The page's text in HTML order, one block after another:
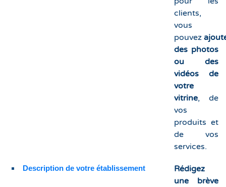
clients,
vous
pouvez
des photos
ou des
vidéos de
votre
vitrine, de
vos
produits et
de vos
services.
Description de votre établissement
Rédigez
une brève